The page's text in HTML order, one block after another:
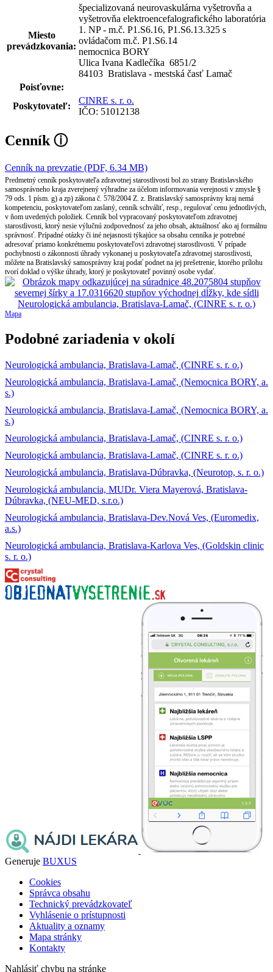
Miesto
prevádzkovania:
špecializovaná neurovaskulárna vyšetrovňa a
vyšetrovňa elektroencefalografického laboratória
1. NP - m.č. P1.S6.16, P1.S6.13.325 s
ovládačom m.č. P1.S6.14
nemocnica BORY
Ulica Ivana Kadlečíka 6851/2
84103 Bratislava - mestská časť Lamač
Poisťovne:
Poskytovateľ:
CINRE s. r. o.
IČO: 51012138
Cenník ⓘ
Cenník na prevzatie (PDF, 6.34 MB)
Predmetný cenník poskytovateľa zdravotnej starostlivosti bol zo strany Bratislavského
samosprávneho kraja zverejnený výhradne za účelom informovania verejnosti v zmysle §
79 ods. 1 písm. g) a zp) zákona č. 578/2004 Z. z. Bratislavský samosprávny kraj nemá
kompetenciu, poskytovateľom zaslaný, cenník schváliť, resp., regulovať cenu jednotlivých,
v ňom uvedených položiek. Cenník bol vypracovaný poskytovateľom zdravotnej
starostlivosti, ktorý nesie výlučnú zodpovednosť za jeho obsah, aktuálnosť ako aj formálnu
správnosť. Prípadné otázky či iné nejasnosti týkajúce sa obsahu cenníka je potrebné
adresovať priamo konkrétnemu poskytovateľovi zdravotnej starostlivosti. V prípade
pochybnosti o zákonnosti úhrady vykonanej u poskytovateľa zdravotnej starostlivosti,
môžete na Bratislavský samosprávny kraj podať podnet na jej prešetrenie, ktorého prílohu
tvorí doklad o výške úhrady, ktorý je poskytovateľ povinný osobe vydať.
Mapa
Podobné zariadenia v okolí
Neurologická ambulancia, Bratislava-Lamač, (CINRE s. r. o.)
Neurologická ambulancia, Bratislava-Lamač, (Nemocnica BORY, a.
s.)
Neurologická ambulancia, Bratislava-Lamač, (Nemocnica BORY, a.
s.)
Neurologická ambulancia, Bratislava-Lamač, (CINRE s. r. o.)
Neurologická ambulancia, Bratislava-Lamač, (CINRE s. r. o.)
Neurologická ambulancia, Bratislava-Dúbravka, (Neurotop, s. r. o.)
Neurologická ambulancia, MUDr. Viera Mayerová, Bratislava-
Dúbravka, (NEU-MED, s.r.o.)
Neurologická ambulancia, Bratislava-Dev.Nová Ves, (Euromedix,
a.s.)
Neurologická ambulancia, Bratislava-Karlova Ves, (Goldskin clinic
s. r. o.)
Generuje BUXUS
Cookies
Správca obsahu
Technický prevádzkovateľ
Vyhlásenie o prístupnosti
Aktuality a oznamy
Mapa stránky
Kontakty
Nahlásiť chybu na stránke